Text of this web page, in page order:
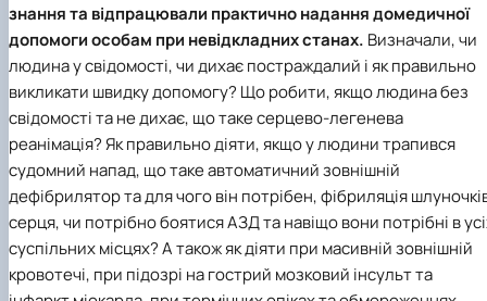
знання та відпрацювали практично надання домедичної
допомоги особам при невідкладних станах. Визначали, чи
людина у свідомості, чи дихає постраждалий і як правильно
викликати швидку допомогу? Що робити, якщо людина без
свідомості та не дихає, що таке серцево-легенева
реанімація? Як правильно діяти, якщо у людини трапився
судомний напад, що таке автоматичний зовнішній
дефібрилятор та для чого він потрібен, фібриляція
серця, чи потрібно боятися АЗД та навіщо вони потрібні в
суспільних місцях? А також як діяти при масивній зовнішній
кровотечі, при підозрі на гострий мозковий інсульт та